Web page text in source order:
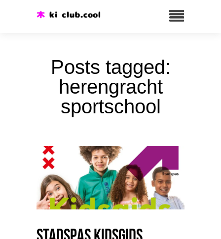
Posts tagged:
herengracht
sportschool
Stadspas Kidsgids